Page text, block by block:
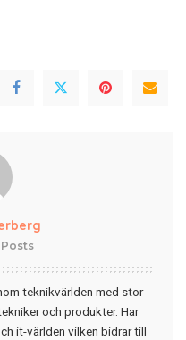
teknikvärlden med stor
och produkter. Har
it-världen vilken bidrar till